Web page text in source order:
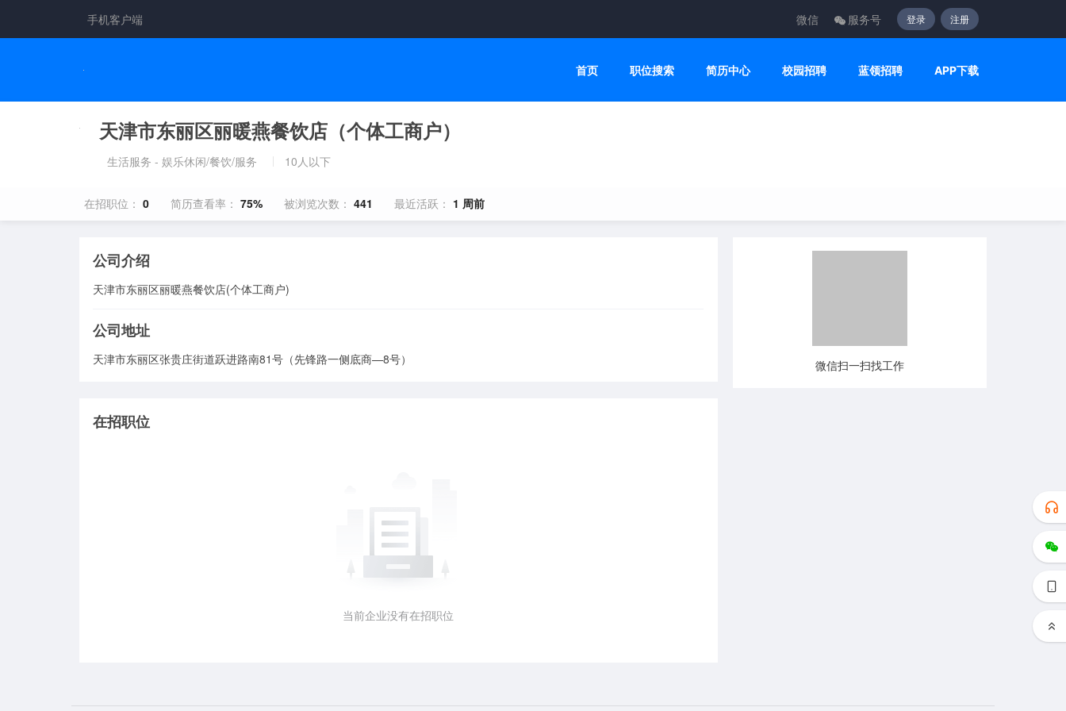
手机客户端 微信 服务号 登录 注册
首页 职位搜索 简历中心 校园招聘 蓝领招聘 APP下载
天津市东丽区丽暖燕餐饮店（个体工商户）
生活服务 - 娱乐休闲/餐饮/服务 10人以下
在招职位： 0 简历查看率： 75% 被浏览次数： 441 最近活跃： 1 周前
公司介绍
天津市东丽区丽暖燕餐饮店(个体工商户)
公司地址
天津市东丽区张贵庄街道跃进路南81号（先锋路一侧底商—8号）
在招职位
当前企业没有在招职位
微信扫一扫找工作